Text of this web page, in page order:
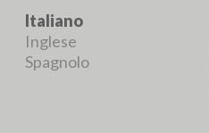
Italiano
Inglese
Spagnolo